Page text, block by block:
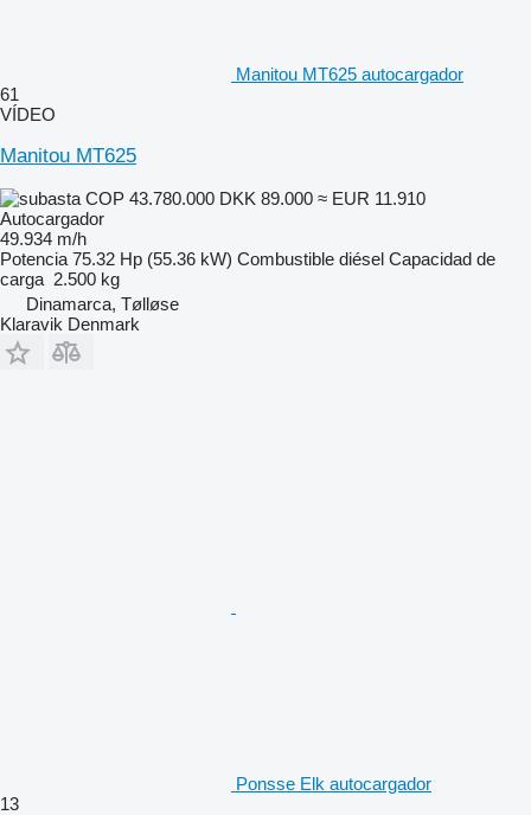
Manitou MT625 autocargador
61
VÍDEO
Manitou MT625
COP 43.780.000 DKK 89.000 ≈ EUR 11.910
Autocargador
49.934 m/h
Potencia 75.32 Hp (55.36 kW) Combustible diésel Capacidad de
carga 2.500 kg
Dinamarca, Tølløse
Klaravik Denmark
Ponsse Elk autocargador
13